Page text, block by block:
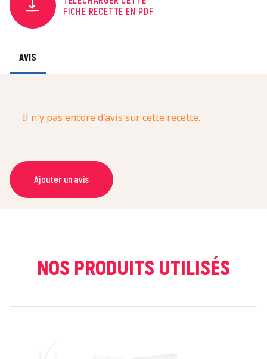
FICHE RECETTE EN PDF
AVIS
Il n'y pas encore d'avis sur cette recette.
Ajouter un avis
NOM *
COMMENTAIRE *
NOS PRODUITS UTILISÉS